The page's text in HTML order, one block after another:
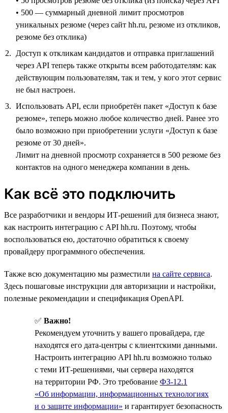
• 500 — суммарный дневной лимит просмотров
уникальных резюме (через сайт hh.ru, резюме из откликов,
резюме без отклика)
Доступ к откликам кандидатов и отправка приглашений
через API теперь также открыты всем работодателям: как
действующим пользователям, так и тем, у кого этот сервис
не был настроен.
Использовать API, если приобретён пакет «Доступ к базе
резюме», теперь можно любое количество дней. Ранее это
было возможно при приобретении услуги «Доступ к базе
резюме от 30 дней».
Лимит на дневной просмотр сохраняется в 500 резюме без
контактов на одного менеджера компании в день.
Как всё это подключить
Все разработчики и вендоры ИТ-решений для бизнеса знают,
как настроить интеграцию с API hh.ru. Поэтому, чтобы
воспользоваться ею, достаточно обратиться к своему
провайдеру программного обеспечения.
Также всю документацию мы разместили на сайте сервиса.
Здесь пошаговые инструкции для авторизации и настройки,
полезные рекомендации и спецификация OpenAPI.
✅ Важно!
Рекомендуем уточнить у вашего провайдера, где
находятся его дата-центры с клиентскими данными.
Настроить интеграцию API hh.ru возможно только
с теми ИТ-решениями, чьи сервера находятся
на территории РФ. Это требование ФЗ-12.1
«Об информации, информационных технологиях
и о защите информации» и гарантирует безопасность